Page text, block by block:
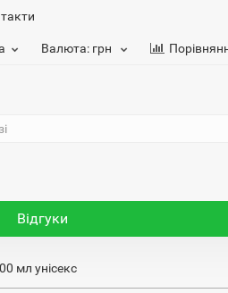
Валюта: грн
Відгуки
мл унісекс